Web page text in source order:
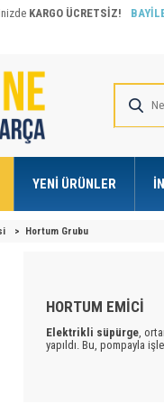
KARGO ÜCRETSİZ!
YENI ÜRÜNLER
> Hortum Grubu
HORTUM EMİCİ
Elektrikli süpürge ,
yapıldı. Bu, pompayla